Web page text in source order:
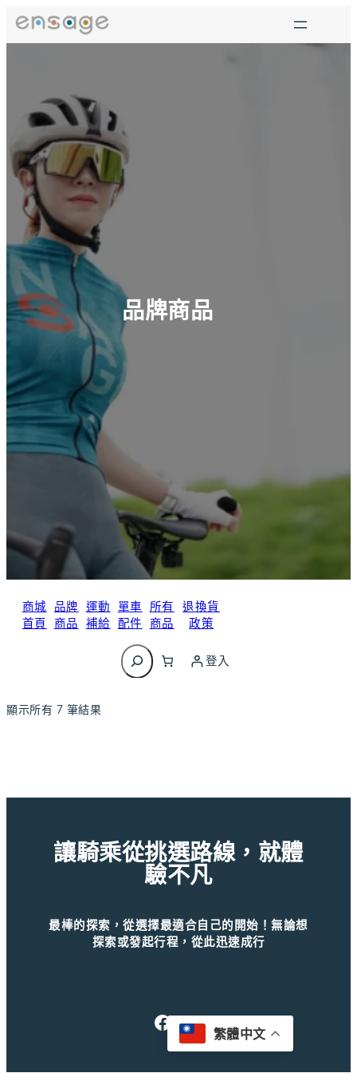
至
主
品牌商品
商城
首頁
品牌
商品
運動
補給
單車
配件
所有
商品
退換貨
政策
搜
尋
登入
顯示所有 7 筆結果
讓騎乘從挑選路線，就體
驗不凡
最棒的探索，從選擇最適合自己的開始！無論想
探索或發起行程，從此迅速成行
Facebook
｜Instagram
繁體中文